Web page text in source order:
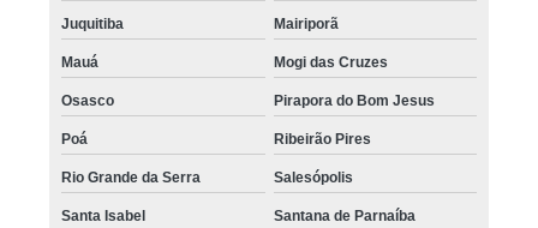
Juquitiba Mairiporã
Mauá Mogi das Cruzes
Osasco Pirapora do Bom Jesus
Poá Ribeirão Pires
Rio Grande da Serra Salesópolis
Santa Isabel Santana de Parnaíba